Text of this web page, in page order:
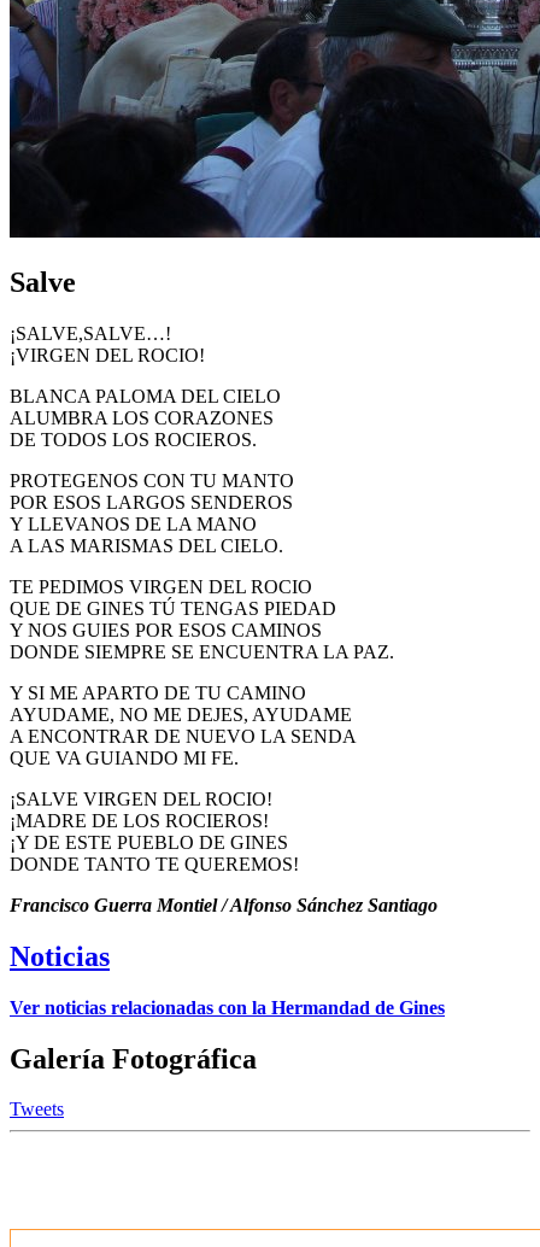
Salve
¡SALVE,SALVE…!
¡VIRGEN DEL ROCIO!
BLANCA PALOMA DEL CIELO
ALUMBRA LOS CORAZONES
DE TODOS LOS ROCIEROS.
PROTEGENOS CON TU MANTO
POR ESOS LARGOS SENDEROS
Y LLEVANOS DE LA MANO
A LAS MARISMAS DEL CIELO.
TE PEDIMOS VIRGEN DEL ROCIO
QUE DE GINES TÚ TENGAS PIEDAD
Y NOS GUIES POR ESOS CAMINOS
DONDE SIEMPRE SE ENCUENTRA LA PAZ.
Y SI ME APARTO DE TU CAMINO
AYUDAME, NO ME DEJES, AYUDAME
A ENCONTRAR DE NUEVO LA SENDA
QUE VA GUIANDO MI FE.
¡SALVE VIRGEN DEL ROCIO!
¡MADRE DE LOS ROCIEROS!
¡Y DE ESTE PUEBLO DE GINES
DONDE TANTO TE QUEREMOS!
Francisco Guerra Montiel / Alfonso Sánchez Santiago
Noticias
Ver noticias relacionadas con la Hermandad de Gines
Galería Fotográfica
Tweets